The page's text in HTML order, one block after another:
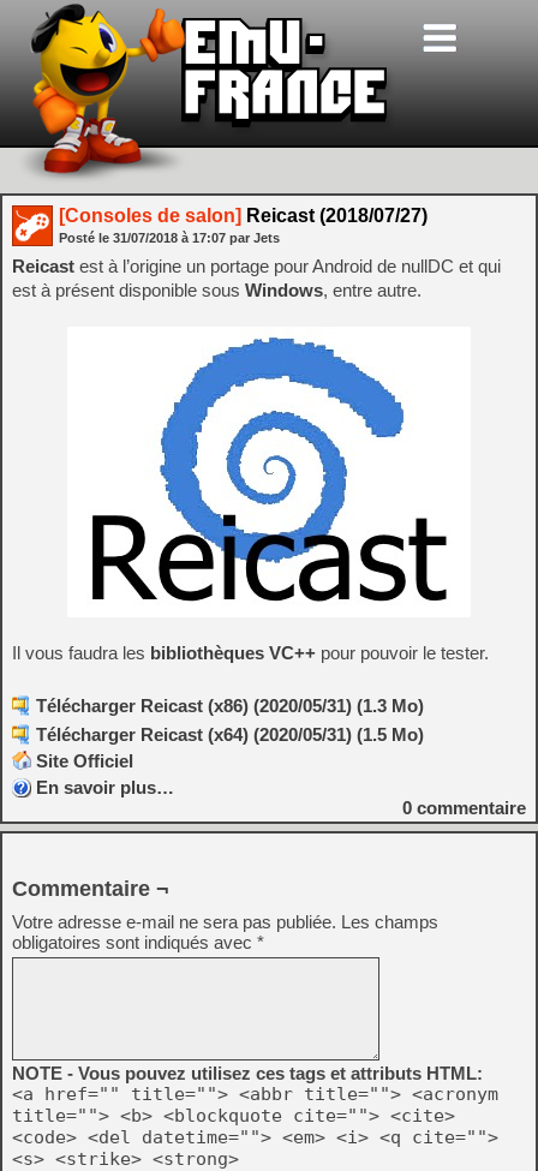
[Consoles de salon] Reicast (2018/07/27)
Posté le 31/07/2018 à 17:07 par Jets
Reicast est à l’origine un portage pour Android de nullDC et qui
est à présent disponible sous Windows, entre autre.
Il vous faudra les bibliothèques VC++ pour pouvoir le tester.
Télécharger Reicast (x86) (2020/05/31) (1.3 Mo)
Télécharger Reicast (x64) (2020/05/31) (1.5 Mo)
Site Officiel
En savoir plus…
0 commentaire
Commentaire ¬
Votre adresse e-mail ne sera pas publiée. Les champs
obligatoires sont indiqués avec *
NOTE - Vous pouvez utilisez ces tags et attributs HTML:
<a href="" title=""> <abbr title=""> <acronym
title=""> <b> <blockquote cite=""> <cite>
<code> <del datetime=""> <em> <i> <q cite="">
<s> <strike> <strong>